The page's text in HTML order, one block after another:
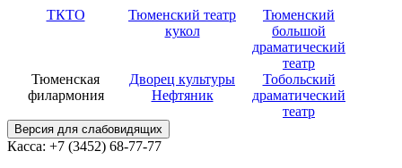
ТКТО
Тюменский театр
кукол
Тюменский
большой
драматический
театр
Тюменская
филармония
Дворец культуры
Нефтяник
Тобольский
драматический
театр
Версия для слабовидящих
Касса: +7 (3452) 68-77-77